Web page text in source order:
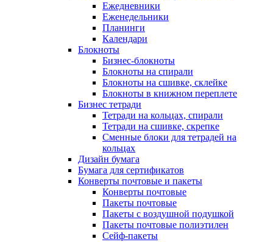
Ежедневники
Еженедельники
Планинги
Календари
Блокноты
Бизнес-блокноты
Блокноты на спирали
Блокноты на сшивке, склейке
Блокноты в книжном переплете
Бизнес тетради
Тетради на кольцах, спирали
Тетради на сшивке, скрепке
Сменные блоки для тетрадей на
кольцах
Дизайн бумага
Бумага для сертификатов
Конверты почтовые и пакеты
Конверты почтовые
Пакеты почтовые
Пакеты с воздушной подушкой
Пакеты почтовые полиэтилен
Сейф-пакеты